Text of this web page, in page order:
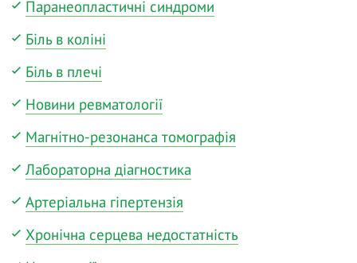
Паранеопластичні синдроми
Біль в коліні
Біль в плечі
Новини ревматології
Магнітно-резонанса томографія
Лабораторна діагностика
Артеріальна гіпертензія
Хронічна серцева недостатність